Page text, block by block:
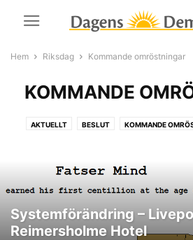
Hem Riksdag Kommande omröstningar
KOMMANDE
AKTUELLT BESLUT KOMMANDE
Systemförändring –
Reimersholme Hotel